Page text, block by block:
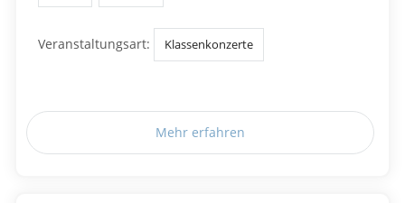
Veranstaltungsart: Klassenkonzerte
Mehr erfahren